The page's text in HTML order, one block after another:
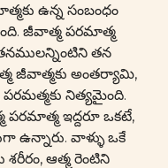
ఉన్న సంబంధం
జీవాత్మ పరమాత్మ
తన
జీవాత్మకు అంతర్యామి,
నిత్యమైంది.
పరమాత్మ ఇద్దరూ ఒకటే,
ఉన్నారు. వాళ్ళు ఒకే
ఆత్మ రెంటిని